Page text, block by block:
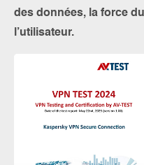
des données, la force
l’utilisateur.